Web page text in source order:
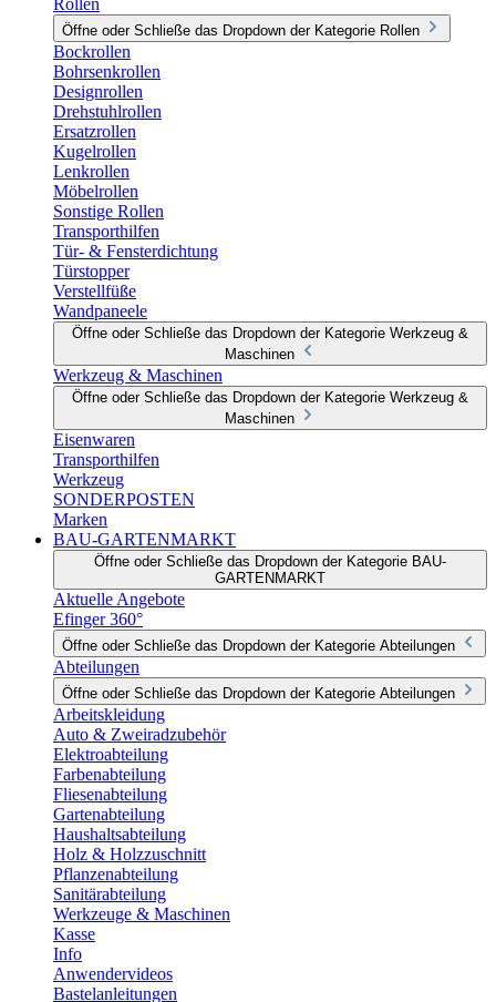
Rollen
Öffne oder Schließe das Dropdown der Kategorie Rollen
Bockrollen
Bohrsenkrollen
Designrollen
Drehstuhlrollen
Ersatzrollen
Kugelrollen
Lenkrollen
Möbelrollen
Sonstige Rollen
Transporthilfen
Tür- & Fensterdichtung
Türstopper
Verstellfüße
Wandpaneele
Öffne oder Schließe das Dropdown der Kategorie Werkzeug &
Maschinen
Werkzeug & Maschinen
Öffne oder Schließe das Dropdown der Kategorie Werkzeug &
Maschinen
Eisenwaren
Transporthilfen
Werkzeug
SONDERPOSTEN
Marken
BAU-GARTENMARKT
Öffne oder Schließe das Dropdown der Kategorie BAU-
GARTENMARKT
Aktuelle Angebote
Efinger 360°
Öffne oder Schließe das Dropdown der Kategorie Abteilungen
Abteilungen
Öffne oder Schließe das Dropdown der Kategorie Abteilungen
Arbeitskleidung
Auto & Zweiradzubehör
Elektroabteilung
Farbenabteilung
Fliesenabteilung
Gartenabteilung
Haushaltsabteilung
Holz & Holzzuschnitt
Pflanzenabteilung
Sanitärabteilung
Werkzeuge & Maschinen
Kasse
Info
Anwendervideos
Bastelanleitungen